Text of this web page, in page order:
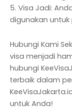
5. Visa Jadi:
digunakan untuk
Hubungi Kami
visa menjadi
hubungi
terbaik dalam
untuk Anda!